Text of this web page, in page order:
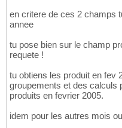
en critere de ces 2 champs
annee
tu pose bien sur le champ
requete !
tu obtiens les produit en fev
groupements et des calculs
produits en fevrier 2005.
idem pour les autres mois